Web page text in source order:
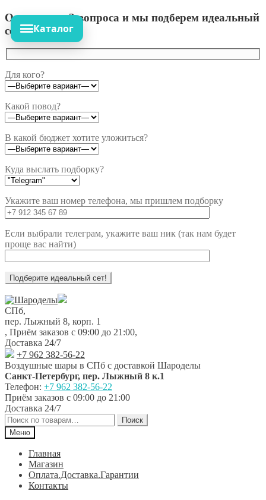
Ответьте на 3 вопроса и мы подберем идеальный
сет!
Для кого?
Какой повод?
В какой бюджет хотите уложиться?
Куда выслать подборку?
Укажите ваш номер телефона, мы пришлем подборку
Если выбрали телеграм, укажите ваш ник (так нам будет
проще вас найти)
Перейти
к
навигации
Перейти
к
содержимому
СПб,
пер. Лыжный 8, корп. 1
, Приём заказов с 09:00 до 21:00,
Доставка 24/7
+7 962 382-56-22
Воздушные шары в СПб с доставкой Шароделы
Санкт-Петербург, пер. Лыжный 8 к.1
Телефон: +7 962 382-56-22
Приём заказов с 09:00 до 21:00
Доставка 24/7
Искать:
Поиск
Меню
Главная
Магазин
Оплата.Доставка.Гарантии
Контакты
Каталог